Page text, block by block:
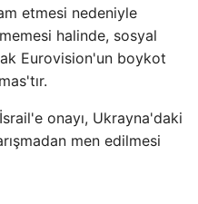
etmesi nedeniyle
halinde, sosyal
Eurovision'un boykot
onayı, Ukrayna'daki
men edilmesi